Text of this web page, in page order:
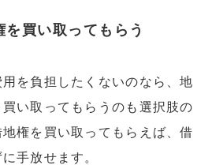
を買い取ってもらう
を負担したくないのなら、地
い取ってもらうのも選択肢の
権を買い取ってもらえば、借
手放せます。